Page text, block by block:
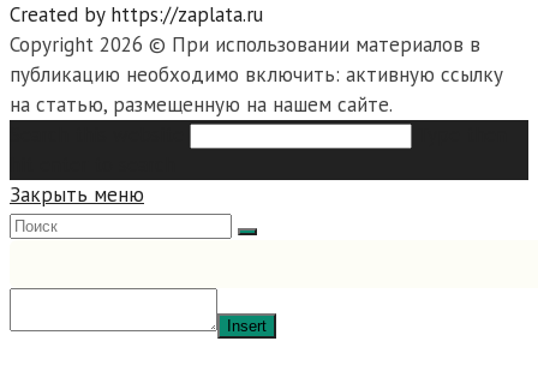
Created by https://zaplata.ru
Copyright 2026 © При использовании материалов в
публикацию необходимо включить: активную ссылку
на статью, размещенную на нашем сайте.
Закрыть меню
Insert